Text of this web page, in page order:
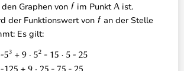
Graphen von
im Punkt
ist.
der Funktionswert von
an der Stelle
Es gilt: